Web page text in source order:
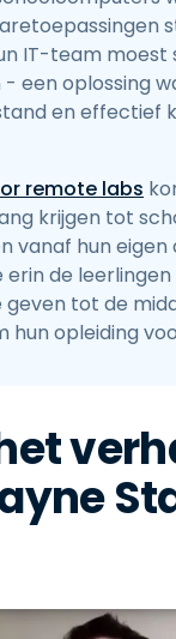
IT-team moest
- een oplossing
en effectief
remote labs
krijgen tot
vanaf hun
de
tot de
hun opleiding